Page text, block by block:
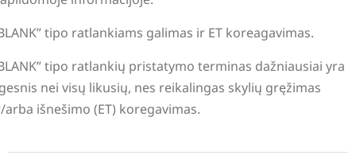
tipo ratlankiams galimas ir ET koreagavimas.
tipo ratlankių pristatymo terminas dažniausiai yra
nei visų likusių, nes reikalingas skylių gręžimas
arba išnešimo (ET) koregavimas.